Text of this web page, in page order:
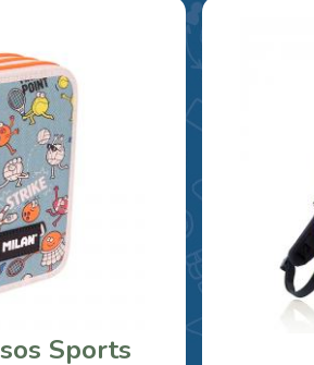
Sports